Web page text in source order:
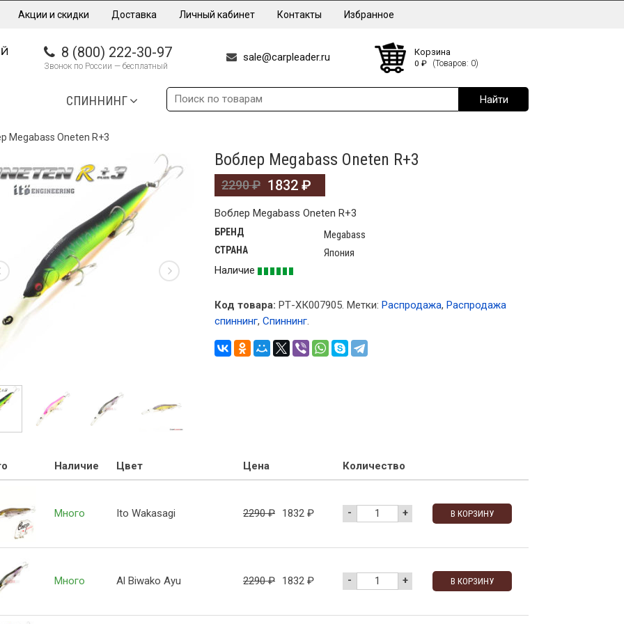
Акции и скидки Доставка Личный кабинет Контакты Избранное
8 (800) 222-30-97
Звонок по России — бесплатный
sale@carpleader.ru Корзина
0 ₽ (Товаров: 0)
СПИННИНГ
Megabass Oneten R+3
Воблер Megabass Oneten R+3
2290₽ 1832 ₽
Воблер Megabass Oneten R+3
БРЕНД Megabass
СТРАНА
Япония
Наличие
Код товара: РТ-ХК007905. Метки: Распродажа, Распродажа
спиннинг, Спиннинг.
Наличие Цвет Цена Количество
Много Ito Wakasagi 2290₽ 1832 ₽ - + В КОРЗИНУ
Много Al Biwako Ayu 2290₽ 1832 ₽ - + В КОРЗИНУ